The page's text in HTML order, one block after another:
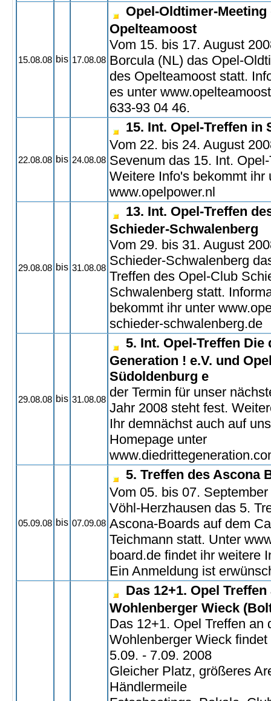
15.08.08 bis 17.08.08
Opel-Oldtimer-Meeting
Opelteamoost
Vom 15. bis 17. August
Borcula (NL) das Opel-
des Opelteamoost statt.
es unter
633-93 04 46.
22.08.08 bis 24.08.08
15. Int. Opel-Treffen in
Vom 22. bis 24. August
Sevenum das 15. Int.
Weitere Info's bekommt ihr
www.opelpower.nl
29.08.08 bis 31.08.08
13. Int. Opel-Treffen
Schieder-Schwalenberg
Vom 29. bis 31. August
Schieder-Schwalenberg
Treffen des Opel-Club
Schwalenberg statt.
bekommt ihr unter
schieder-schwalenberg.de
29.08.08 bis 31.08.08
5. Int. Opel-Treffen Die
Generation ! e.V. und
Südoldenburg e
der Termin für unser
Jahr 2008 steht fest.
Ihr demnächst auch auf
Homepage unter
05.09.08 bis 07.09.08
5. Treffen des Ascona
Vom 05. bis 07.
Vöhl-Herzhausen das 5.
Ascona-Boards auf dem
Teichmann statt. Unter
board.de findet ihr weitere
Ein Anmeldung ist
Das 12+1. Opel
Wohlenberger Wieck
Das 12+1. Opel Treffen an
Wohlenberger Wieck findet
5.09. - 7.09. 2008
Gleicher Platz, größeres
Händlermeile